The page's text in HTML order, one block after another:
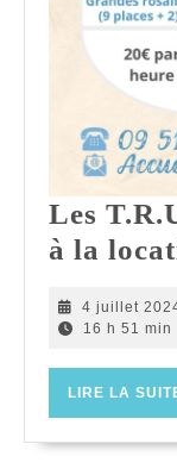
Les
à la
4 juillet
16 h 51 min
LIRE LA